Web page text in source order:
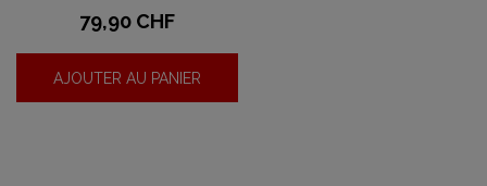
Prix
79,90 CHF
AJOUTER AU PANIER